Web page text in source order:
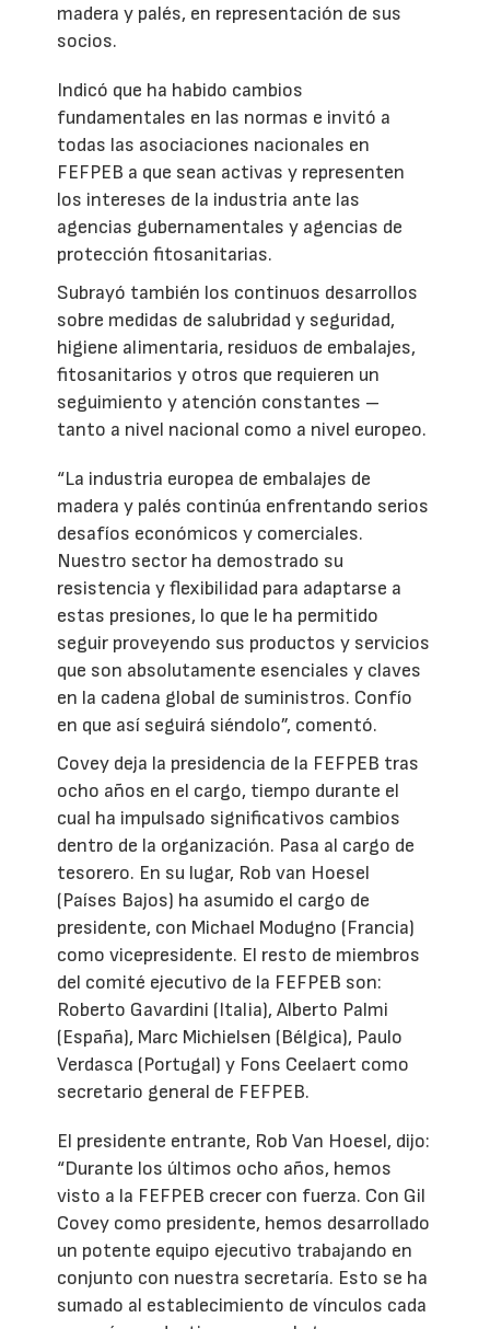
madera y palés, en representación de sus
socios.
Indicó que ha habido cambios
fundamentales en las normas e invitó a
todas las asociaciones nacionales en
FEFPEB a que sean activas y representen
los intereses de la industria ante las
agencias gubernamentales y agencias de
protección fitosanitarias.
Subrayó también los continuos desarrollos
sobre medidas de salubridad y seguridad,
higiene alimentaria, residuos de embalajes,
fitosanitarios y otros que requieren un
seguimiento y atención constantes –
tanto a nivel nacional como a nivel europeo.
“La industria europea de embalajes de
madera y palés continúa enfrentando serios
desafíos económicos y comerciales.
Nuestro sector ha demostrado su
resistencia y flexibilidad para adaptarse a
estas presiones, lo que le ha permitido
seguir proveyendo sus productos y servicios
que son absolutamente esenciales y claves
en la cadena global de suministros. Confío
en que así seguirá siéndolo”, comentó.
Covey deja la presidencia de la FEFPEB tras
ocho años en el cargo, tiempo durante el
cual ha impulsado significativos cambios
dentro de la organización. Pasa al cargo de
tesorero. En su lugar, Rob van Hoesel
(Países Bajos) ha asumido el cargo de
presidente, con Michael Modugno (Francia)
como vicepresidente. El resto de miembros
del comité ejecutivo de la FEFPEB son:
Roberto Gavardini (Italia), Alberto Palmi
(España), Marc Michielsen (Bélgica), Paulo
Verdasca (Portugal) y Fons Ceelaert como
secretario general de FEFPEB.
El presidente entrante, Rob Van Hoesel, dijo:
“Durante los últimos ocho años, hemos
visto a la FEFPEB crecer con fuerza. Con Gil
Covey como presidente, hemos desarrollado
un potente equipo ejecutivo trabajando en
conjunto con nuestra secretaría. Esto se ha
sumado al establecimiento de vínculos cada